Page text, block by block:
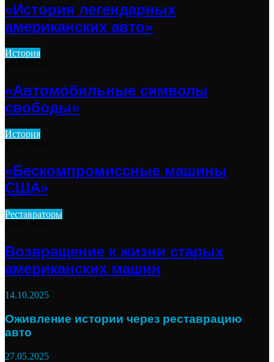
«История легендарных
американских авто»
История
«Автомобильные символы
свободы»
История
«Бескомпромиссные машины
США»
Реставраторы
Возвращение к жизни старых
американских машин
14.10.2025
Оживление истории через реставрацию
авто
27.05.2025